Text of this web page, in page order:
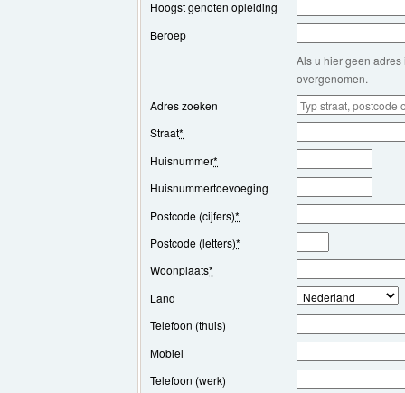
Hoogst genoten opleiding
Beroep
Als u hier geen
overgenomen.
Adres zoeken
Straat*
Huisnummer*
Huisnummertoevoeging
Postcode (cijfers)*
Postcode (letters)*
Woonplaats*
Land
Telefoon (thuis)
Mobiel
Telefoon (werk)